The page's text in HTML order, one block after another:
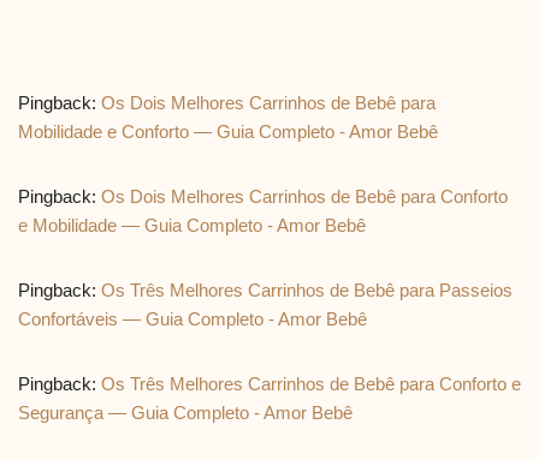
Pingback: Os Dois Melhores Carrinhos de Bebê para
Mobilidade e Conforto — Guia Completo - Amor Bebê
Pingback: Os Dois Melhores Carrinhos de Bebê para Conforto
e Mobilidade — Guia Completo - Amor Bebê
Pingback: Os Três Melhores Carrinhos de Bebê para Passeios
Confortáveis — Guia Completo - Amor Bebê
Pingback: Os Três Melhores Carrinhos de Bebê para Conforto e
Segurança — Guia Completo - Amor Bebê